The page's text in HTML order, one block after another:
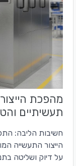
מהפכת
תעשיתיים
חשיבות הליבה:
הייצור התעשייה
על דיוק ושליטה